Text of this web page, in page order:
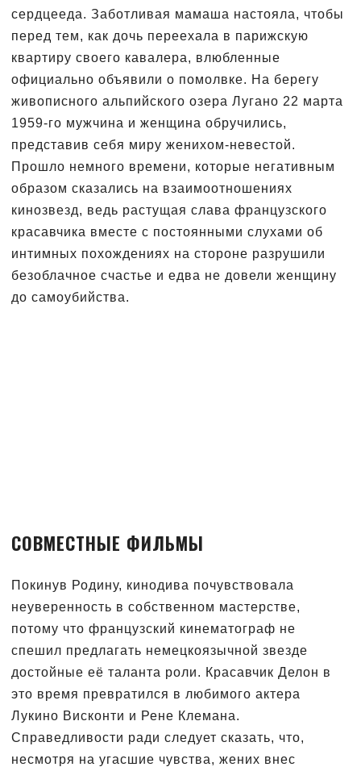
сердцееда. Заботливая мамаша настояла, чтобы
перед тем, как дочь переехала в парижскую
квартиру своего кавалера, влюбленные
официально объявили о помолвке. На берегу
живописного альпийского озера Лугано 22 марта
1959-го мужчина и женщина обручились,
представив себя миру женихом-невестой.
Прошло немного времени, которые негативным
образом сказались на взаимоотношениях
кинозвезд, ведь растущая слава французского
красавчика вместе с постоянными слухами об
интимных похождениях на стороне разрушили
безоблачное счастье и едва не довели женщину
до самоубийства.
СОВМЕСТНЫЕ ФИЛЬМЫ
Покинув Родину, кинодива почувствовала
неуверенность в собственном мастерстве,
потому что французский кинематограф не
спешил предлагать немецкоязычной звезде
достойные её таланта роли. Красавчик Делон в
это время превратился в любимого актера
Лукино Висконти и Рене Клемана.
Справедливости ради следует сказать, что,
несмотря на угасшие чувства, жених внес